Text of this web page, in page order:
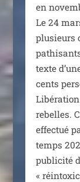
en
Le 24
plu­sieurs
texte
cents
rebelles.
effec­tué
temps
publi­ci­té
«